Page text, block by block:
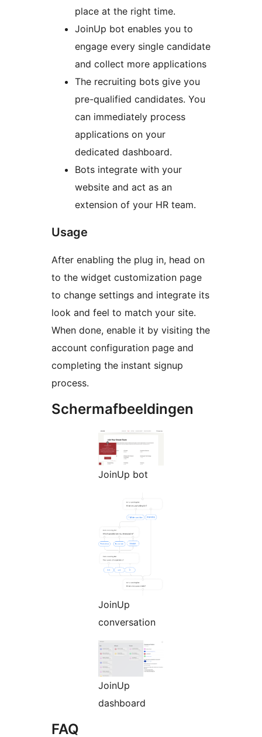
place at the right time.
JoinUp bot enables you to
engage every single candidate
and collect more applications
The recruiting bots give you
pre-qualified candidates. You
can immediately process
applications on your
dedicated dashboard.
Bots integrate with your
website and act as an
extension of your HR team.
Usage
After enabling the plug in, head on
to the widget customization page
to change settings and integrate its
look and feel to match your site.
When done, enable it by visiting the
account configuration page and
completing the instant signup
process.
Schermafbeeldingen
JoinUp bot
JoinUp
conversation
JoinUp
dashboard
FAQ